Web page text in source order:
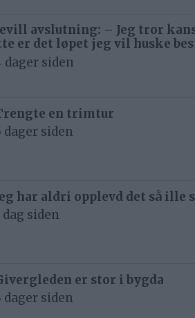
avslutning: – Jeg tror
er det løpet jeg vil huske
dager siden
en trimtur
dager siden
har aldri opplevd det så ille
dag siden
er stor i bygda
dager siden